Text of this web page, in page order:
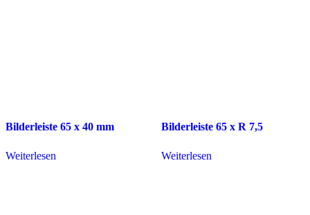
Bilderleiste 65 x 40 mm
Weiterlesen
Bilderleiste 65 x R 7,5
Weiterlesen